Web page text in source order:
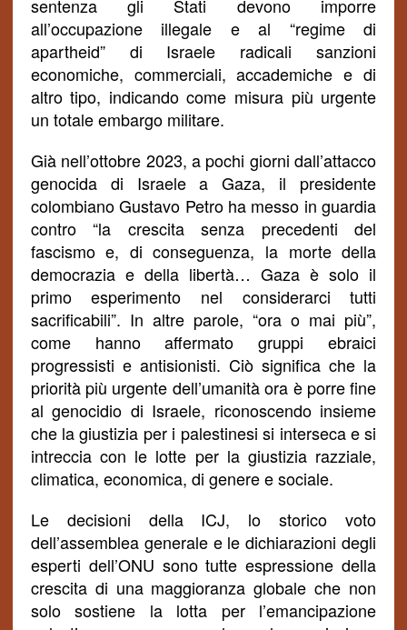
sentenza gli Stati devono imporre
all’occupazione illegale e al “regime di
apartheid” di Israele radicali sanzioni
economiche, commerciali, accademiche e di
altro tipo, indicando come misura più urgente
un totale embargo militare.
Già nell’ottobre 2023, a pochi giorni dall’attacco
genocida di Israele a Gaza, il presidente
colombiano Gustavo Petro ha messo in guardia
contro “la crescitasenza precedenti del
fascismo e, di conseguenza, la morte della
democrazia e della libertà… Gazaè solo il
primo esperimento nel considerarci tutti
sacrificabili”. In altre parole, “ora o mai più”,
come hanno affermato gruppi ebraici
progressisti e antisionisti. Ciò significa che la
priorità più urgente dell’umanità ora è porre fine
al genocidio di Israele, riconoscendo insieme
che la giustizia per i palestinesi si interseca e si
intreccia con le lotte per la giustizia razziale,
climatica, economica, di genere e sociale.
Le decisioni della ICJ, lo storico voto
dell’assemblea generale e le dichiarazioni degli
esperti dell’ONU sono tutte espressione della
crescita di una maggioranza globale che non
solo sostiene la lotta per l’emancipazione